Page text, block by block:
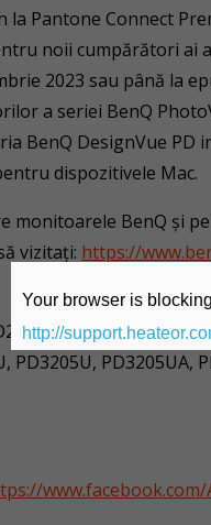
Pantone Connect
noii cumpărători ai
2023 sau până la
a seriei BenQ
BenQ DesignVue PD
dispozitivele Mac.
monitoarele BenQ și
vizitați: https://
PD2700Q,
PD3205U, PD3205UA,
www.facebook.com/
Your browser is
http://